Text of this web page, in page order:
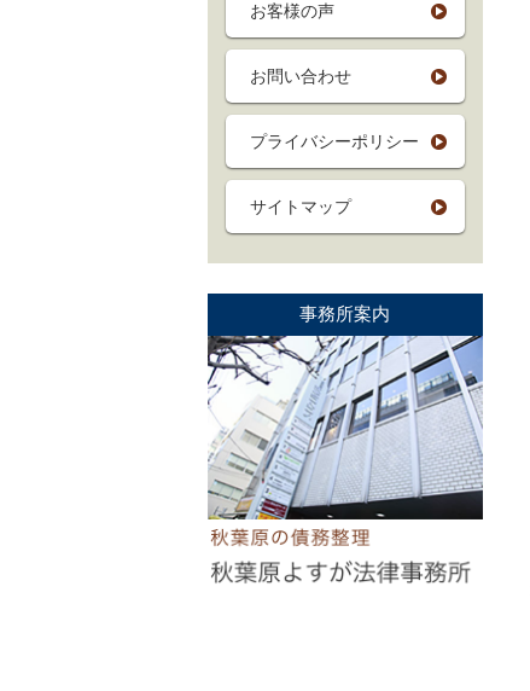
お客様の声
お問い合わせ
プライバシーポリシー
サイトマップ
事務所案内